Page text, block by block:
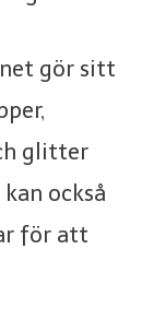
gör sitt
glitter
också
för att